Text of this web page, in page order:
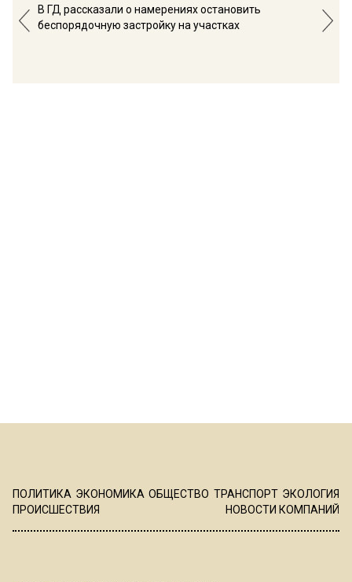
В ГД рассказали о намерениях остановить
беспорядочную застройку на участках
ПОЛИТИКА ЭКОНОМИКА ОБЩЕСТВО ТРАНСПОРТ ЭКОЛОГИЯ
ПРОИСШЕСТВИЯ
НОВОСТИ КОМПАНИЙ